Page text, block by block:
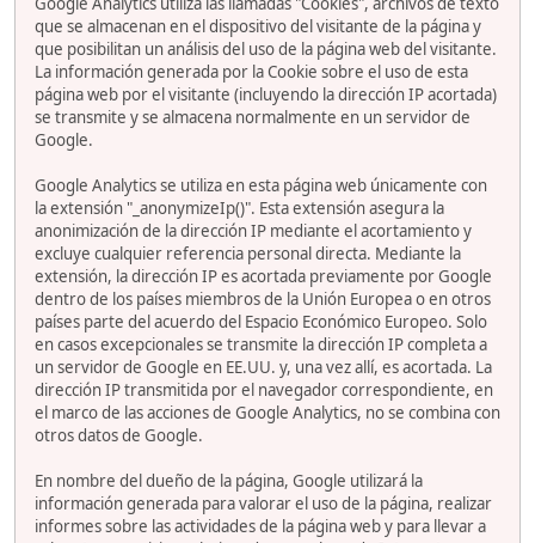
que se almacenan en el dispositivo del visitante de la página y
que posibilitan un análisis del uso de la página web del visitante.
La información generada por la Cookie sobre el uso de esta
página web por el visitante (incluyendo la dirección IP acortada)
se transmite y se almacena normalmente en un servidor de
Google.
Google Analytics se utiliza en esta página web únicamente con
la extensión "_anonymizeIp()". Esta extensión asegura la
anonimización de la dirección IP mediante el acortamiento y
excluye cualquier referencia personal directa. Mediante la
extensión, la dirección IP es acortada previamente por Google
dentro de los países miembros de la Unión Europea o en otros
países parte del acuerdo del Espacio Económico Europeo. Solo
en casos excepcionales se transmite la dirección IP completa a
un servidor de Google en EE.UU. y, una vez allí, es acortada. La
dirección IP transmitida por el navegador correspondiente, en
el marco de las acciones de Google Analytics, no se combina con
otros datos de Google.
En nombre del dueño de la página, Google utilizará la
información generada para valorar el uso de la página, realizar
informes sobre las actividades de la página web y para llevar a